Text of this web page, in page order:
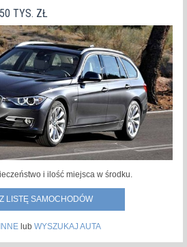
»
Hybrid w wersji GR SPORT i z
Green była 100-tysięcznym
tego modelu sprzedanym w
trafiło do osoby prywatnej.
»
TYS. ZŁ
i ilość miejsca w środku.
LISTĘ SAMOCHODÓW
lub WYSZUKAJ AUTA